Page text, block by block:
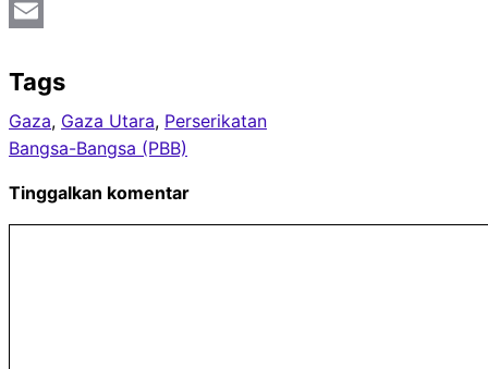
Twitter
Tags
Gaza, Gaza Utara, Perserikatan
Bangsa-Bangsa (PBB)
Tinggalkan komentar